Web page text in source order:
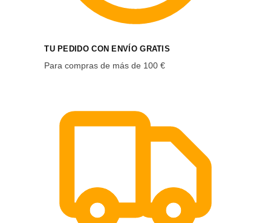
TU PEDIDO CON ENVÍO GRATIS
Para compras de más de 100 €